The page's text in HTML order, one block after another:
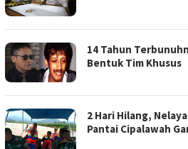
14 Tahun
Bentuk Tim Khusus
2 Hari Hilang,
Pantai Cipalawah